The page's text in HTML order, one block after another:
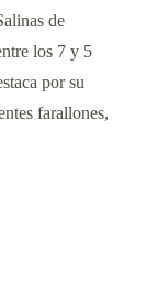
de
los 7 y 5
por su
farallones,